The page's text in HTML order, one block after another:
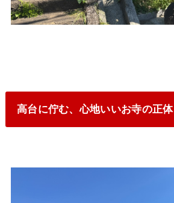
高台に佇む、心地いいお寺の正体